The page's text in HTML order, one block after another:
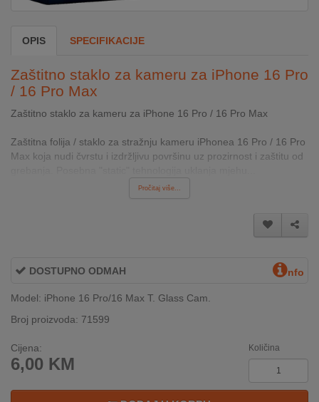
SECURITY
PC
GAME
BRENDOVI
NOVO
U
OPIS SPECIFIKACIJE
Zaštitno staklo za kameru za iPhone 16 Pro
/ 16 Pro Max
Zaštitno staklo za kameru za iPhone 16 Pro / 16 Pro Max
Zaštitna folija / staklo za stražnju kameru iPhonea 16 Pro / 16 Pro
Max koja nudi čvrstu i izdržljivu površinu uz prozirnost i zaštitu od
Pročitaj više...
DOSTUPNO ODMAH nfo
Model: iPhone 16 Pro/16 Max T. Glass Cam.
Broj proizvoda: 71599
Cijena:
6,00 KM
Količina